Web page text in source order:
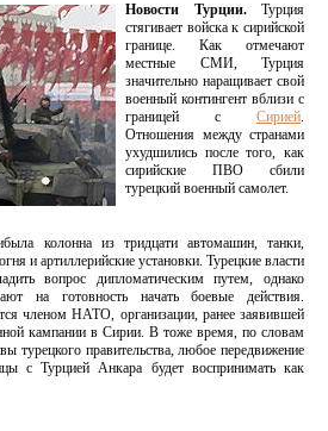
Новости Турции. Турция
стягивает войска к сирийской
границе. Как отмечают
местные СМИ, Турция
значительно наращивает свой
военный контингент вблизи с
границей с Сирией.
Отношения между странами
ухудшились после того, как
сирийские ПВО сбили
турецкий военный самолет.
колонна из тридцати автомашин, танки,
и артиллерийские установки. Турецкие власти
вопрос дипломатическим путем, однако
на готовность начать боевые действия.
членом НАТО, организации, ранее заявившей
кампании в Сирии. В тоже время, по словам
турецкого правительства, любое передвижение
с Турцией Анкара будет воспринимать как